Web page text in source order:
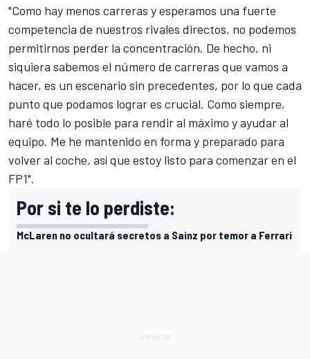
"Como hay menos carreras y esperamos una fuerte
competencia de nuestros rivales directos, no podemos
permitirnos perder la concentración. De hecho, ni
siquiera sabemos el número de carreras que vamos a
hacer, es un escenario sin precedentes, por lo que cada
punto que podamos lograr es crucial. Como siempre,
haré todo lo posible para rendir al máximo y ayudar al
equipo. Me he mantenido en forma y preparado para
volver al coche, así que estoy listo para comenzar en el
FP1".
Por si te lo perdiste:
McLaren no ocultará secretos a Sainz por temor a Ferrari